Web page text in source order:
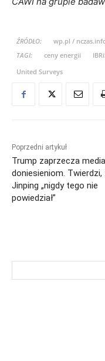
ŹRÓDŁO:
wp.pl /
TAGI:
ceny energii
United Surveys
Poprzedni artykuł
Trump zaprzecza
doniesieniom. Twierdzi,
Jinping „nigdy tego nie
powiedział”